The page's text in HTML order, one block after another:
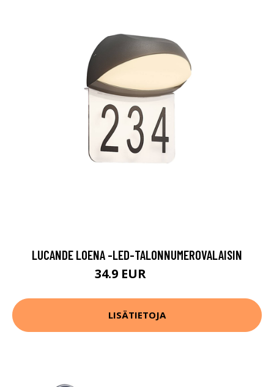
LUCANDE LOENA -LED-TALONNUMEROVALAISIN
34.9 EUR
LISÄTIETOJA